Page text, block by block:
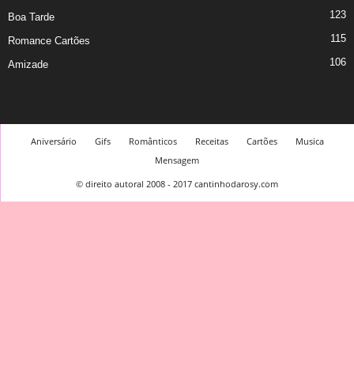
Boa Tarde 123
Romance Cartões 115
Amizade 106
Aniversário Gifs Românticos Receitas Cartões
Musica
Mensagem
© direito autoral 2008 - 2017 cantinhodarosy.com